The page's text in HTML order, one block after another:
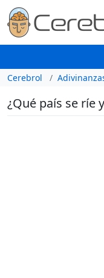
Cerebrol
¿Qué país se ríe